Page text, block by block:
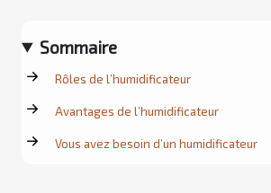
Sommaire
Rôles de l’humidificateur
Avantages de l’humidificateur
Vous avez besoin d’un humidificateur